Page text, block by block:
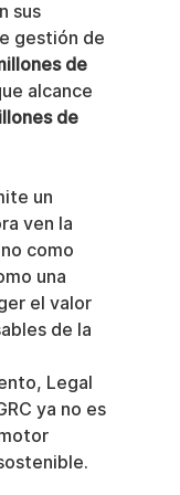
sus
gestión de
de
alcance
de
un
ven la
como
una
el valor
de la
Legal
ya no es